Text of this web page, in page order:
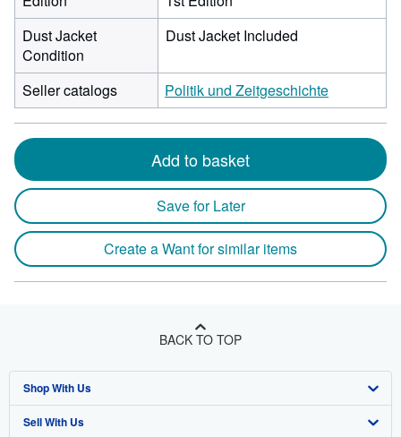
Dust Jacket
Condition
Dust Jacket Included
Seller catalogs Politik und Zeitgeschichte
Add to basket
Save for Later
Create a Want for similar items
BACK TO TOP
Shop With Us
Advanced Search
Sell With Us